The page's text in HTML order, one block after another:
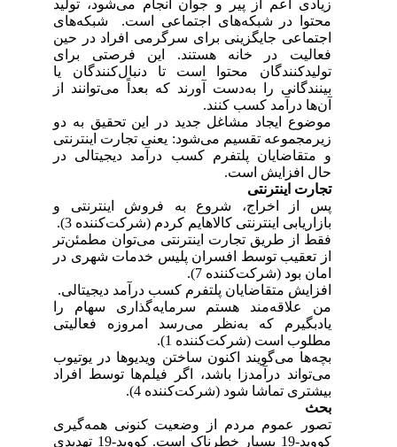
زیادی اعم از پیر و جوان انجام می‌شود، تولید
محتوا در شبکه‌های اجتماعی است. شبکه‌های
اجتماعی جایگزینی برای سرگرمی افراد در حین
فعالیت در خانه هستند. این فرصتی برای
تولیدکنندگان محتوا است تا دنبال‌کنندگان یا
بینندگانی را به‌دست آورند که بعداً می‌توانند از
آن‌ها درآمد کسب کنند.
موضوع ایجاد مشاغل جدید در این تحقیق به دو
زیرمجموعه تقسیم می‌شود: یعنی تجارت اینترنتی
و متقاضایان پلتفرم کسب درآمد دیجیتالی در
حال افزایش است.
تجارت اینترنتی
پس از اخراج، شروع به فروش اینترنتی و
بازاریابی اینترنتی کالاهایم کردم (شرکت‌کننده 3).
فقط از طریق تجارت اینترنتی می‌توان مطمئن‌تر
از تعقیب توسط افسران پلیس خدمات شهری در
امان بود (شرکت‌کننده 7).
افزایش متقاضایان پلتفرم کسب درآمد دیجیتالی.
من علاقه‌مند هستم سرمایه‌گذاری سهام را
یادبگیرم که به‌نظر می‌رسد امروزه فعالیتی
مطلوب است (شرکت‌کننده 1).
بچه‌ها می‌گویند اکنون ساختن ویدیوها در یوتیوب
می‌تواند درآمدزا باشد، اگر فیلم‌ها توسط افراد
بیشتری تماشا شود (شرکت‌کننده 4).
بحث
تصور عموم مردم از وضعیت کنونی همه‌گیری
کووید-19 بسیار خطرناک است. کووید-19 تهدیدی